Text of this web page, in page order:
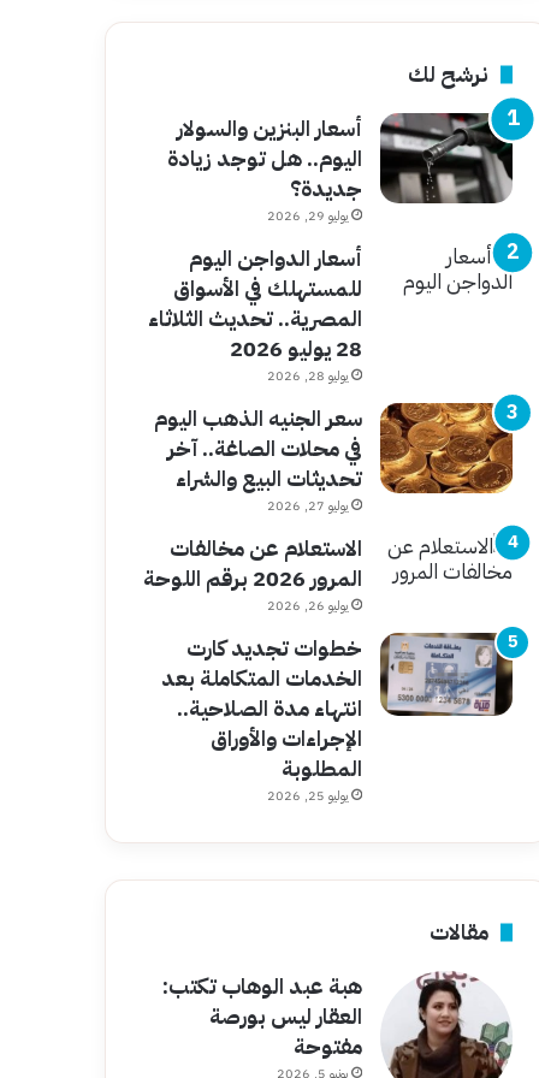
نرشح لك
أسعار البنزين والسولار
اليوم.. هل توجد زيادة
جديدة؟
يوليو 29, 2026
أسعار الدواجن اليوم
للمستهلك في الأسواق
المصرية.. تحديث الثلاثاء
28 يوليو 2026
يوليو 28, 2026
سعر الجنيه الذهب اليوم
في محلات الصاغة.. آخر
تحديثات البيع والشراء
يوليو 27, 2026
الاستعلام عن مخالفات
المرور 2026 برقم اللوحة
يوليو 26, 2026
خطوات تجديد كارت
الخدمات المتكاملة بعد
انتهاء مدة الصلاحية..
الإجراءات والأوراق
المطلوبة
يوليو 25, 2026
مقالات
هبة عبد الوهاب تكتب:
العقار ليس بورصة
مفتوحة
يونيو 5, 2026